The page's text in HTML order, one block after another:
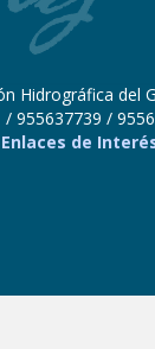
Hidrográfica del
/ 955637739 /
Enlaces de